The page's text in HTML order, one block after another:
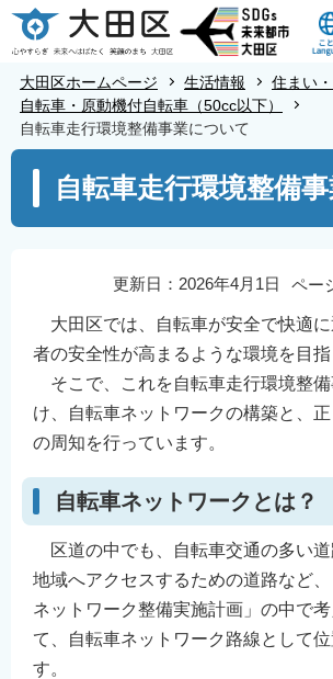
こ
の
の
頭
大田区ホームページ 生活情報
住まい
自転車・原動機付自転車（50cc以下）
自転車走行環境整備事業について
こ
自転車走行環境整備
ペー
更新日：2026年4月1日
大田区では、自転車が安全で快適
者の安全性が高まるような環境を目指
そこで、これを自転車走行環境整
け、自転車ネットワークの構築と、
の周知を行っています。
自転車ネットワークとは？
区道の中でも、自転車交通の多い
地域へアクセスするための道路など
ネットワーク整備実施計画」の中で
て、自転車ネットワーク路線として
す。